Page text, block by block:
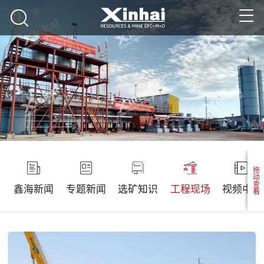
鑫海新闻 专题新闻 选矿知识 工程现场 视频中心
拖动查看